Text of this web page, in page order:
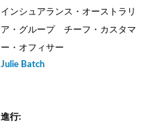
インシュアランス・オーストラリ
ア・グループ チーフ・カスタマ
ー・オフィサー
Julie Batch
進行: